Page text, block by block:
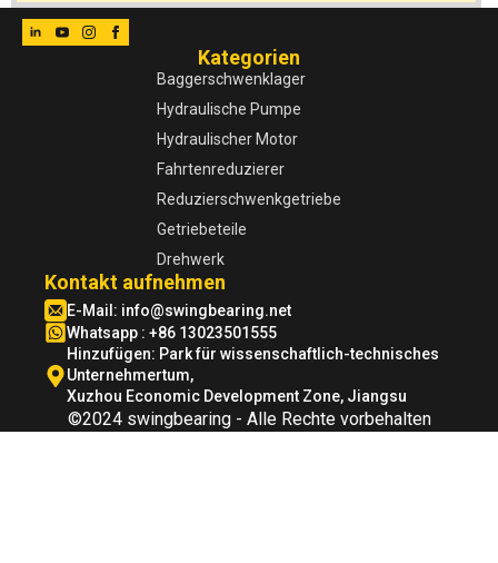
Kategorien
Baggerschwenklager
Hydraulische Pumpe
Hydraulischer Motor
Fahrtenreduzierer
Reduzierschwenkgetriebe
Getriebeteile
Drehwerk
Kontakt aufnehmen
E-Mail: info@swingbearing.net
Whatsapp : +86 13023501555
Hinzufügen: Park für wissenschaftlich-technisches
Unternehmertum,
Xuzhou Economic Development Zone, Jiangsu
©2024 swingbearing - Alle Rechte vorbehalten